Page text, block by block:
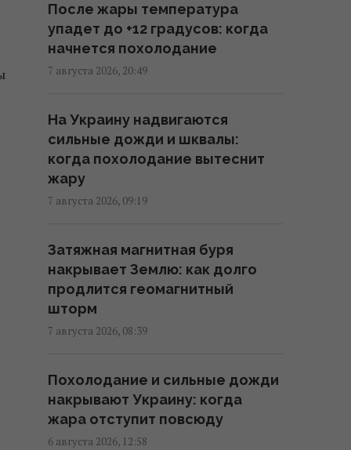
раскрыли подробности
15:31 суббота, 08 августа 2026
14:54 суббота, 08 августа 2026
США внезапно уволили
генерала, командовавшего
Главный генерал США ищет
выход из войны в Иране, чтобы
не разозлить Трампа, - CNN
Разведка США связывает с
Россией дрон со взрывчаткой в
аэропорту Лейпцига, – WSJ
После жары температура
упадет до +12 градусов: когда
начнется похолодание
7 августа 2026, 20:49
На Украину надвигаются
сильные дожди и шквалы:
когда похолодание вытеснит
жару
7 августа 2026, 09:19
Затяжная магнитная буря
накрывает Землю: как долго
продлится геомагнитный
шторм
7 августа 2026, 08:39
Похолодание и сильные дожди
накрывают Украину: когда
жара отступит повсюду
6 августа 2026, 12:58